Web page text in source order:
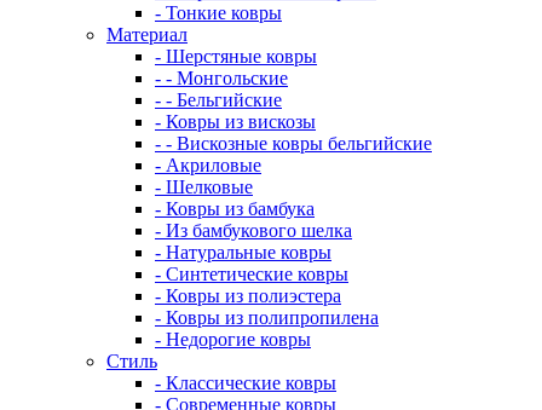
- Тонкие ковры
Материал
- Шерстяные ковры
- - Монгольские
- - Бельгийские
- Ковры из вискозы
- - Вискозные ковры бельгийские
- Акриловые
- Шелковые
- Ковры из бамбука
- Из бамбукового шелка
- Натуральные ковры
- Синтетические ковры
- Ковры из полиэстера
- Ковры из полипропилена
- Недорогие ковры
Стиль
- Классические ковры
- Современные ковры